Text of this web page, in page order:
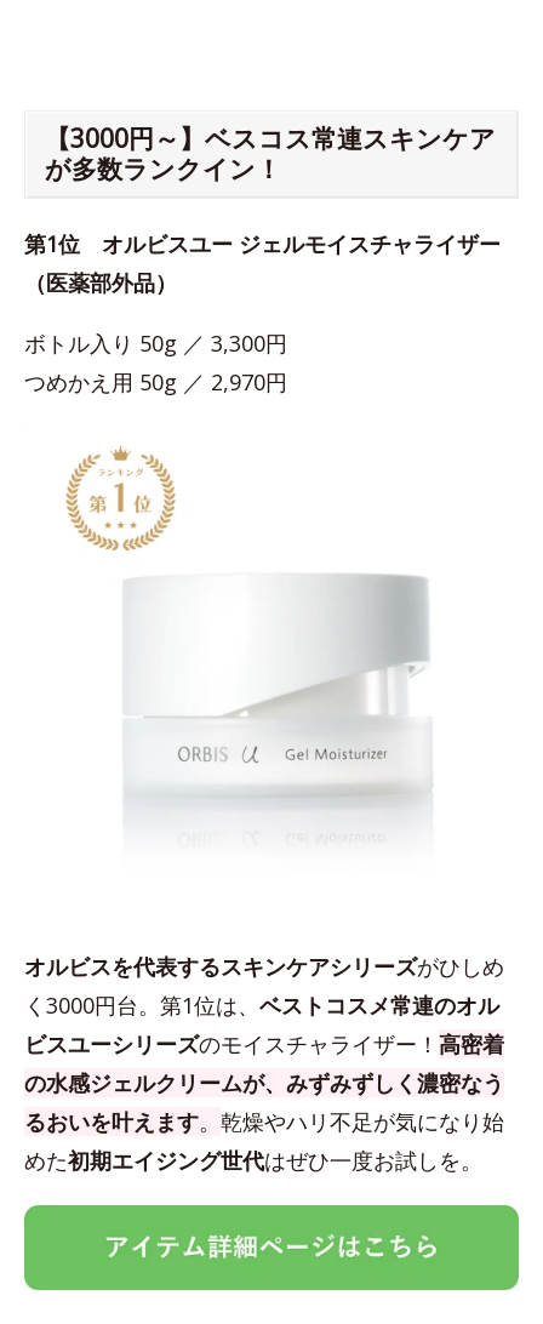
【3000円～】ベスコス常連スキンケア
が多数ランクイン！
第1位 オルビスユー ジェルモイスチャライザー
（医薬部外品）
ボトル入り 50g ／ 3,300円
つめかえ用 50g ／ 2,970円
オルビスを代表するスキンケアシリーズがひしめ
く3000円台。第1位は、 ベストコスメ常連のオル
ビスユーシリーズのモイスチャライザー！ 高密着
の水感ジェルクリームが、みずみずしく濃密なう
るおいを叶えます。 乾燥やハリ不足が気になり始
めた初期エイジング世代はぜひ一度お試しを。